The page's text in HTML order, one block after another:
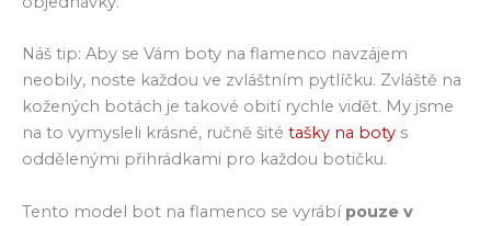
Náš tip: Aby se Vám boty na flamenco navzájem
neobily, noste každou ve zvláštním pytlíčku. Zvláště na
kožených botách je takové obití rychle vidět. My jsme
na to vymysleli krásné, ručně šité tašky na boty s
oddělenými přihrádkami pro každou botičku.
Tento model bot na flamenco se vyrábí pouze v